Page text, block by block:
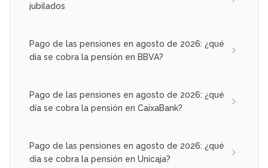
jubilados
Pago de las pensiones en agosto de 2026: ¿qué
día se cobra la pensión en BBVA?
Pago de las pensiones en agosto de 2026: ¿qué
día se cobra la pensión en CaixaBank?
Pago de las pensiones en agosto de 2026: ¿qué
día se cobra la pensión en Unicaja?